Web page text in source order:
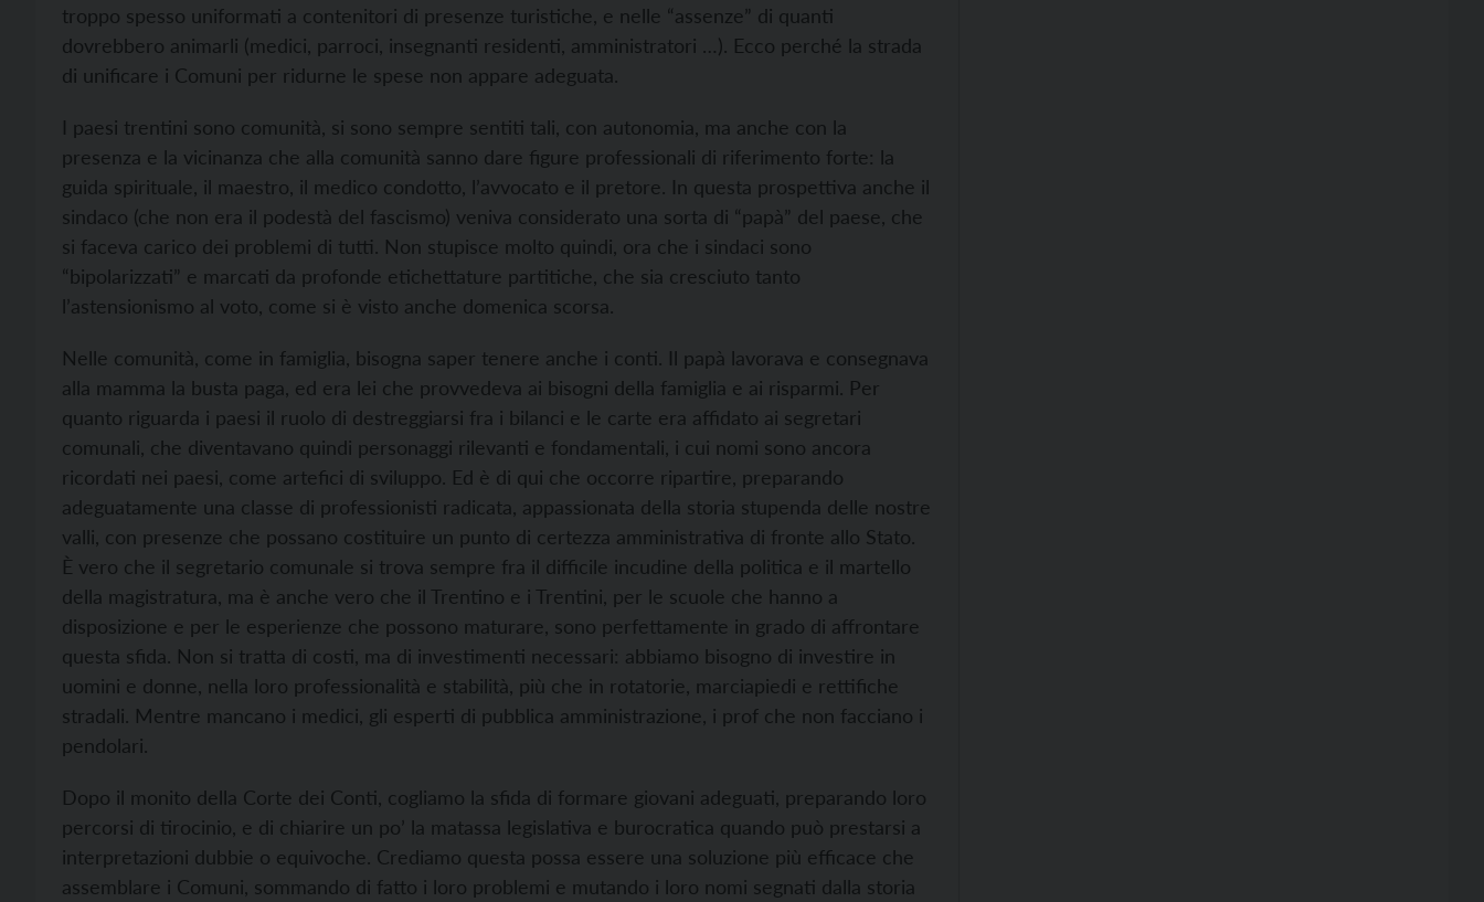
troppo spesso uniformati a contenitori di presenze turistiche, e nelle “assenze” di quanti
dovrebbero animarli (medici, parroci, insegnanti residenti, amministratori …). Ecco perché la strada
di unificare i Comuni per ridurne le spese non appare adeguata.
I paesi trentini sono comunità, si sono sempre sentiti tali, con autonomia, ma anche con la
presenza e la vicinanza che alla comunità sanno dare figure professionali di riferimento forte: la
guida spirituale, il maestro, il medico condotto, l’avvocato e il pretore. In questa prospettiva anche il
sindaco (che non era il podestà del fascismo) veniva considerato una sorta di “papà” del paese, che
si faceva carico dei problemi di tutti. Non stupisce molto quindi, ora che i sindaci sono
“bipolarizzati” e marcati da profonde etichettature partitiche, che sia cresciuto tanto
l’astensionismo al voto, come si è visto anche domenica scorsa.
Nelle comunità, come in famiglia, bisogna saper tenere anche i conti. Il papà lavorava e consegnava
alla mamma la busta paga, ed era lei che provvedeva ai bisogni della famiglia e ai risparmi. Per
quanto riguarda i paesi il ruolo di destreggiarsi fra i bilanci e le carte era affidato ai segretari
comunali, che diventavano quindi personaggi rilevanti e fondamentali, i cui nomi sono ancora
ricordati nei paesi, come artefici di sviluppo. Ed è di qui che occorre ripartire, preparando
adeguatamente una classe di professionisti radicata, appassionata della storia stupenda delle nostre
valli, con presenze che possano costituire un punto di certezza amministrativa di fronte allo Stato.
È vero che il segretario comunale si trova sempre fra il difficile incudine della politica e il martello
della magistratura, ma è anche vero che il Trentino e i Trentini, per le scuole che hanno a
disposizione e per le esperienze che possono maturare, sono perfettamente in grado di affrontare
questa sfida. Non si tratta di costi, ma di investimenti necessari: abbiamo bisogno di investire in
uomini e donne, nella loro professionalità e stabilità, più che in rotatorie, marciapiedi e rettifiche
stradali. Mentre mancano i medici, gli esperti di pubblica amministrazione, i prof che non facciano i
pendolari.
Dopo il monito della Corte dei Conti, cogliamo la sfida di formare giovani adeguati, preparando loro
percorsi di tirocinio, e di chiarire un po’ la matassa legislativa e burocratica quando può prestarsi a
interpretazioni dubbie o equivoche. Crediamo questa possa essere una soluzione più efficace che
assemblare i Comuni, sommando di fatto i loro problemi e mutando i loro nomi segnati dalla storia